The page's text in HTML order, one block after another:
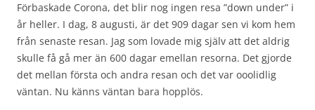
Förbaskade Corona, det blir nog ingen resa ”down under” i
år heller. I dag, 8 augusti, är det 909 dagar sen vi kom hem
från senaste resan. Jag som lovade mig själv att det aldrig
skulle få gå mer än 600 dagar emellan resorna. Det gjorde
det mellan första och andra resan och det var ooolidlig
väntan. Nu känns väntan bara hopplös.